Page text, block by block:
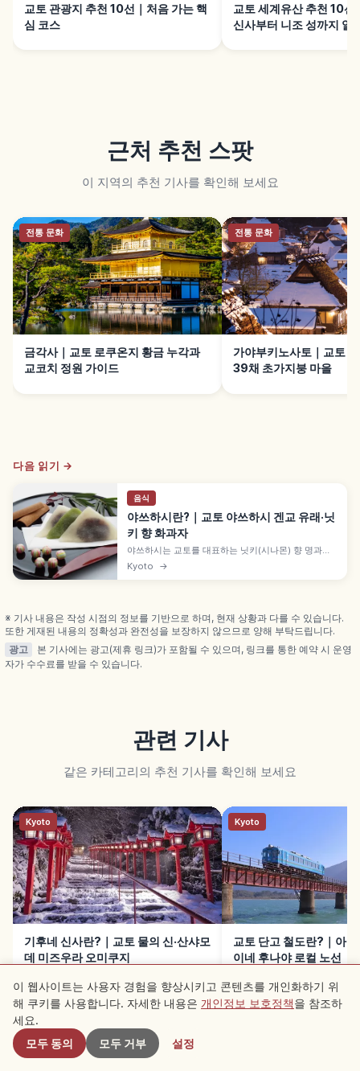
교토 관광지 추천 10선｜처음 가는 핵
심 코스
교토 세계유산 추천 10선
신사부터 니조 성까지 알
근처 추천 스팟
이 지역의 추천 기사를 확인해 보세요
전통 문화
금각사｜교토 로쿠온지 황금 누각과
교코치 정원 가이드
전통 문화
가야부키노사토｜교토
39채 초가지붕 마을
다음 읽기 →
음식
야쓰하시란?｜교토 야쓰하시 겐교 유래·닛
키 향 화과자
야쓰하시는 교토를 대표하는 닛키(시나몬) 향 명과로,
에도시대 겐로쿠 연간(1689년경)에 시작되어 고토 음
악 시조 야쓰하시 겐교에서 이름이 유래합니다. 바삭
Kyoto →
※ 기사 내용은 작성 시점의 정보를 기반으로 하며, 현재 상황과 다를 수 있습니다.
또한 게재된 내용의 정확성과 완전성을 보장하지 않으므로 양해 부탁드립니다.
광고
본 기사에는 광고(제휴 링크)가 포함될 수 있으며, 링크를 통한 예약 시 운영
자가 수수료를 받을 수 있습니다.
관련 기사
같은 카테고리의 추천 기사를 확인해 보세요
Kyoto
기후네 신사란?｜교토 물의 신·산샤모
데 미즈우라 오미쿠지
Kyoto
교토 단고 철도란?｜아마
이네 후나야 로컬 노선
근처 스팟
이 웹사이트는 사용자 경험을 향상시키고 콘텐츠를 개인화하기 위
해 쿠키를 사용합니다. 자세한 내용은 개인정보 보호정책을 참조하
세요.
모두 동의
모두 거부 설정